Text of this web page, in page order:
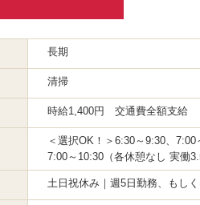
長期
清掃
時給1,400円 交通費全額支給
＜選択OK！＞6:30～9:30、7:00
7:00～10:30（各休憩なし 実働
土日祝休み｜週5日勤務、もし